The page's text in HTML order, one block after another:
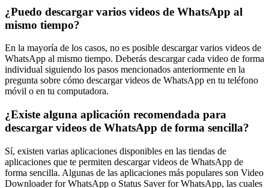
¿Puedo descargar varios videos de WhatsApp al
mismo tiempo?
En la mayoría de los casos, no es posible descargar varios videos de
WhatsApp al mismo tiempo. Deberás descargar cada video de forma
individual siguiendo los pasos mencionados anteriormente en la
pregunta sobre cómo descargar videos de WhatsApp en tu teléfono
móvil o en tu computadora.
¿Existe alguna aplicación recomendada para
descargar videos de WhatsApp de forma sencilla?
Sí, existen varias aplicaciones disponibles en las tiendas de
aplicaciones que te permiten descargar videos de WhatsApp de
forma sencilla. Algunas de las aplicaciones más populares son Video
Downloader for WhatsApp o Status Saver for WhatsApp, las cuales